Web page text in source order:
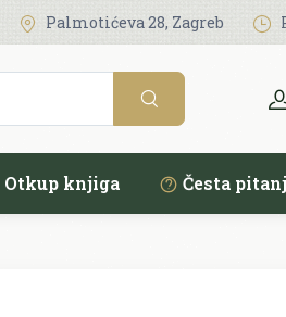
Palmotićeva 28, Zagreb
Otkup knjiga Česta